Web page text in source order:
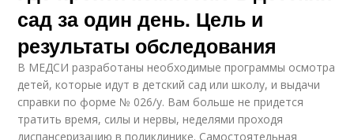
сад за один день. Цель и
результаты обследования
В МЕДСИ разработаны необходимые программы осмотра
детей, которые идут в детский сад или школу, и выдачи
справки по форме № 026/у. Вам больше не придется
тратить время, силы и нервы, неделями проходя
диспансеризацию в поликлинике. Самостоятельная